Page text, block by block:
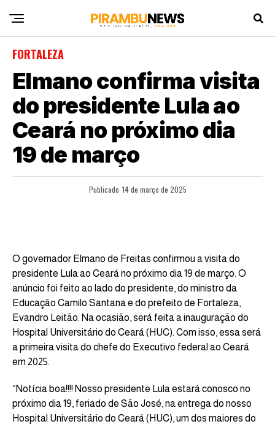
FORTALEZA
Elmano confirma visita
do presidente Lula ao
Ceará no próximo dia
19 de março
Publicado 14 de março de 2025
O governador Elmano de Freitas confirmou a visita do
presidente Lula ao Ceará no próximo dia 19 de março. O
anúncio foi feito ao lado do presidente, do ministro da
Educação Camilo Santana e do prefeito de Fortaleza,
Evandro Leitão. Na ocasião, será feita a inauguração do
Hospital Universitário do Ceará (HUC). Com isso, essa será
a primeira visita do chefe do Executivo federal ao Ceará
em 2025.
“Notícia boa!!!! Nosso presidente Lula estará conosco no
próximo dia 19, feriado de São José, na entrega do nosso
Hospital Universitário do Ceará (HUC), um dos maiores do